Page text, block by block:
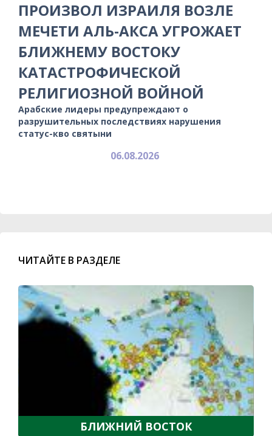
ПРОИЗВОЛ ИЗРАИЛЯ ВОЗЛЕ
МЕЧЕТИ АЛЬ-АКСА УГРОЖАЕТ
БЛИЖНЕМУ ВОСТОКУ
КАТАСТРОФИЧЕСКОЙ
РЕЛИГИОЗНОЙ ВОЙНОЙ
Арабские лидеры предупреждают о
разрушительных последствиях нарушения
статус-кво святыни
06.08.2026
ЧИТАЙТЕ В РАЗДЕЛЕ
БЛИЖНИЙ ВОСТОК